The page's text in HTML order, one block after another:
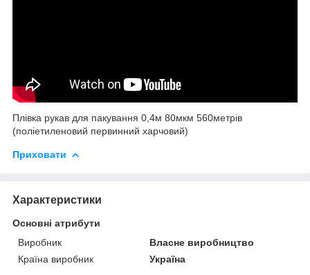
Плівка рукав для пакування 0,4м 80мкм 560метрів
(поліетиленовий первинний харчовий)
Приховати
Характеристики
Основні атрибути
Виробник
Власне виробництво
Країна виробник
Україна